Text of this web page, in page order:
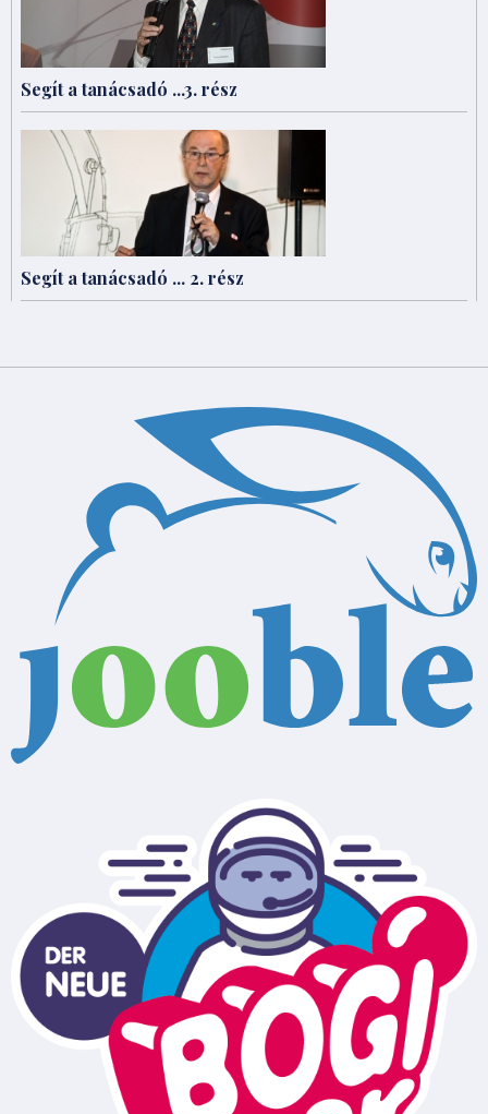
Segít a tanácsadó ...3. rész
Segít a tanácsadó ... 2. rész